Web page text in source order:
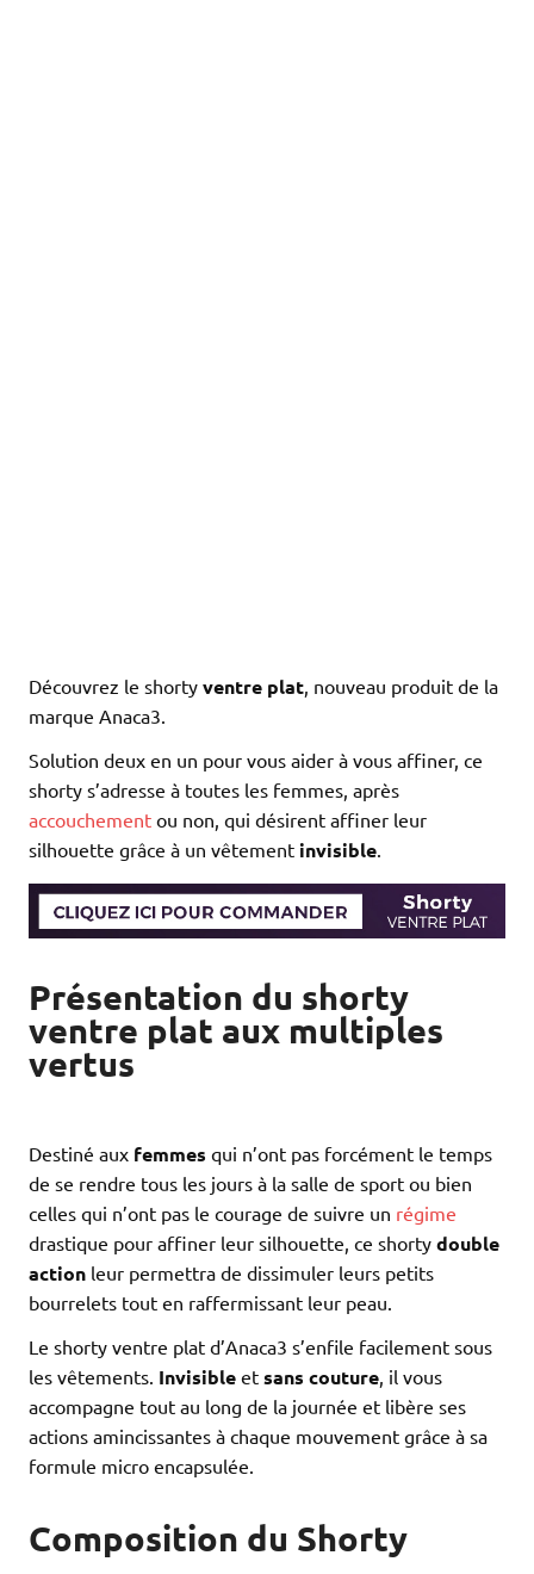
Découvrez le shorty ventre plat, nouveau produit de la
marque Anaca3.
Solution deux en un pour vous aider à vous affiner, ce
shorty s’adresse à toutes les femmes, après
accouchement ou non, qui désirent affiner leur
silhouette grâce à un vêtement invisible.
Présentation du shorty
ventre plat aux multiples
vertus
Destiné aux femmes qui n’ont pas forcément le temps
de se rendre tous les jours à la salle de sport ou bien
celles qui n’ont pas le courage de suivre un régime
drastique pour affiner leur silhouette, ce shorty double
action leur permettra de dissimuler leurs petits
bourrelets tout en raffermissant leur peau.
Le shorty ventre plat d’Anaca3 s’enfile facilement sous
les vêtements. Invisible et sans couture , il vous
accompagne tout au long de la journée et libère ses
actions amincissantes à chaque mouvement grâce à sa
formule micro encapsulée.
Composition du Shorty